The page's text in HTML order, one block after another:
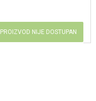
PROIZVOD NIJE DOSTUPAN